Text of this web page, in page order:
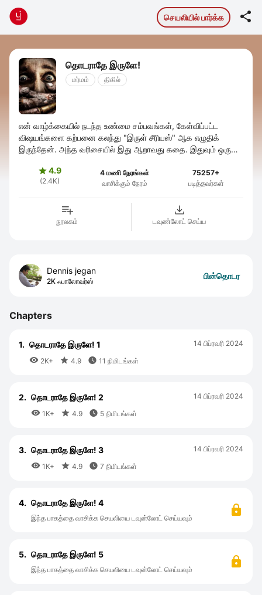
செயலியில் பார்க்க 
தொடராதே இருளே!
மர்மம் திகில்
என் வாழ்க்கையில் நடந்த உண்மை சம்பவங்கள், கேள்விப்பட்ட
விஷயங்களை கற்பனை கலந்து "இருள் சீரியஸ்" ஆக எழுதிக்
இருந்தேன். அந்த வரிசையில் இது ஆறாவது கதை. இதுவும் ஒரு
4.9
(2.4K)
4 மணி நேரங்கள்
வாசிக்கும் நேரம்
75257+
படித்தவர்கள்
நூலகம் டவுண்லோட் செய்ய
Dennis jegan
2K ஃபாலோவர்ஸ்
பின்தொடர
Chapters
1. தொடராதே இருளே! 1
 2K+  4.9  11 நிமிடங்கள்
14 பிப்ரவரி 2024
2. தொடராதே இருளே! 2
 1K+  4.9  5 நிமிடங்கள்
14 பிப்ரவரி 2024
3. தொடராதே இருளே! 3
 1K+  4.9  7 நிமிடங்கள்
14 பிப்ரவரி 2024
4. தொடராதே இருளே! 4
இந்த பாகத்தை வாசிக்க செயலியை டவுன்லோட் செய்யவும்
5. தொடராதே இருளே! 5
இந்த பாகத்தை வாசிக்க செயலியை டவுன்லோட் செய்யவும்